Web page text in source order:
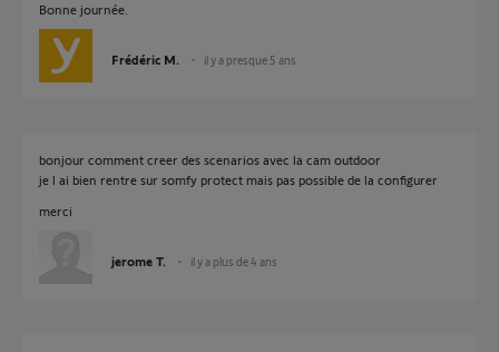
Bonne journée.
Frédéric M. il y a presque 5 ans
bonjour comment creer des scenarios avec la cam outdoor
je l ai bien rentre sur somfy protect mais pas possible de la configurer
merci
jerome T. il y a plus de 4 ans